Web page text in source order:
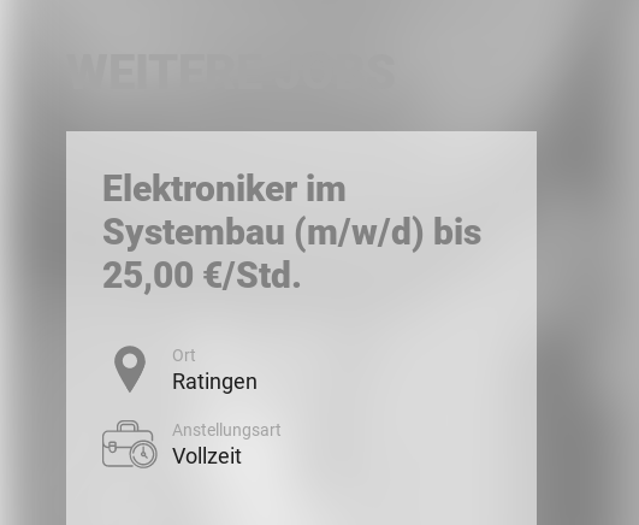
Elektroniker im
Systembau (m/w/d) bis
25,00 €/Std.
Ort
Ratingen
Anstellungsart
Vollzeit